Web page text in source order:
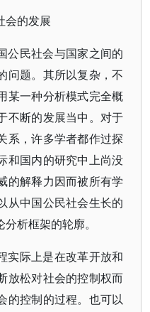
会的发展
公民社会与国家之间的
问题。其所以复杂，不
某一种分析模式完全概
不断的发展当中。对于
系，许多学者都作过探
和国内的研究中上尚没
的解释力因而被所有学
从中国公民社会生长的
析框架的轮廓。
实际上是在改革开放和
放松对社会的控制权而
的控制的过程。也可以